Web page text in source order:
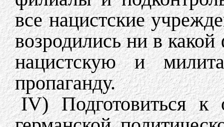
все нацистские
возродились ни в
нацистскую и
пропаганду.
IV) Подготовиться к